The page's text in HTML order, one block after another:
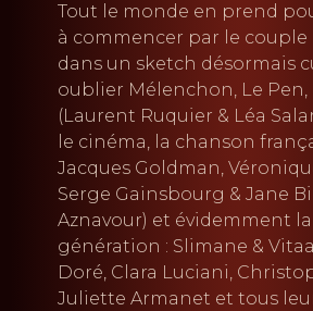
Tout le monde en prend
à commencer par le couple
dans un sketch désormais
oublier Mélenchon, Le Pen,
(Laurent Ruquier & Léa
le cinéma, la chanson
Jacques Goldman,
Serge Gainsbourg & Jane
Aznavour) et évidemment
génération : Slimane &
Doré, Clara Luciani,
Juliette Armanet et tous